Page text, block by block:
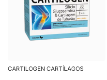
CARTILOGEN CARTÍLAGOS